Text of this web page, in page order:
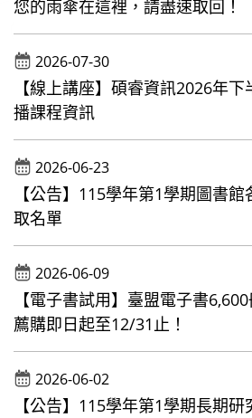
您的雨傘在這裡，請盡速取回！
2026-07-30
【線上講座】碩睿資訊2026年
播課程資訊
2026-06-23
【公告】115學年第1學期圖書
取名單
2026-06-09
【電子書試用】臺盟電子書
薦購即日起至12/31止！
2026-06-02
【公告】115學年第1學期長期